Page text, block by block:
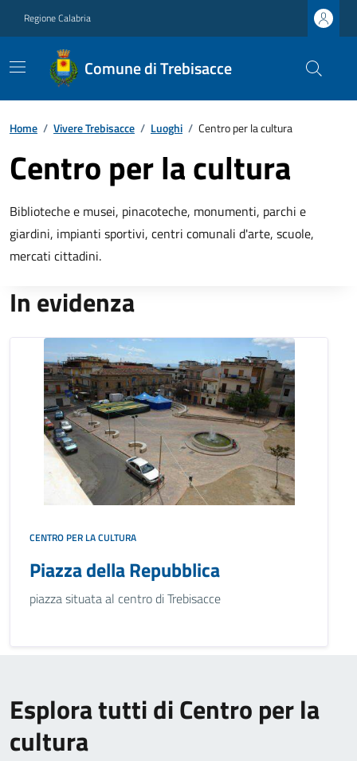
Regione Calabria
Comune di Trebisacce
Home / Vivere Trebisacce / Luoghi / Centro per la cultura
Centro per la cultura
Biblioteche e musei, pinacoteche, monumenti, parchi e
giardini, impianti sportivi, centri comunali d'arte, scuole,
mercati cittadini.
In evidenza
CENTRO PER LA CULTURA
Piazza della Repubblica
piazza situata al centro di Trebisacce
Esplora tutti di Centro per la
cultura